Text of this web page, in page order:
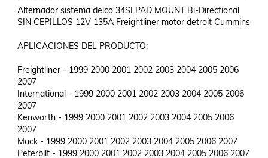
Alternador sistema delco 34SI PAD MOUNT Bi-Directional
SIN CEPILLOS 12V 135A Freightliner motor detroit Cummins
APLICACIONES DEL PRODUCTO:
Freightliner - 1999 2000 2001 2002 2003 2004 2005 2006
2007
International - 1999 2000 2001 2002 2003 2004 2005 2006
2007
Kenworth - 1999 2000 2001 2002 2003 2004 2005 2006
2007
Mack - 1999 2000 2001 2002 2003 2004 2005 2006 2007
Peterbilt - 1999 2000 2001 2002 2003 2004 2005 2006 2007